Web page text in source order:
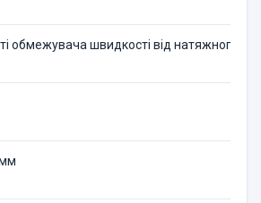
обмежувача швидкості від натяжного